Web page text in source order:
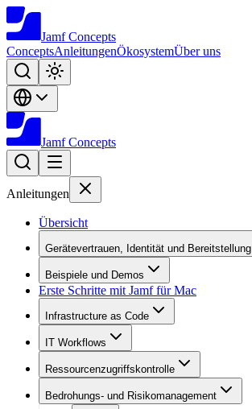
Jamf Concepts
ConceptsAnleitungenÖkosystemÜber uns
Jamf Concepts
Anleitungen
Übersicht
Gerätevertrauen, Identität und Bereitstellung
Beispiele und Demos
Erste Schritte mit Jamf für Mac
Infrastructure as Code
IT Workflows
Ressourcenzugriffskontrolle
Bedrohungs- und Risikomanagement